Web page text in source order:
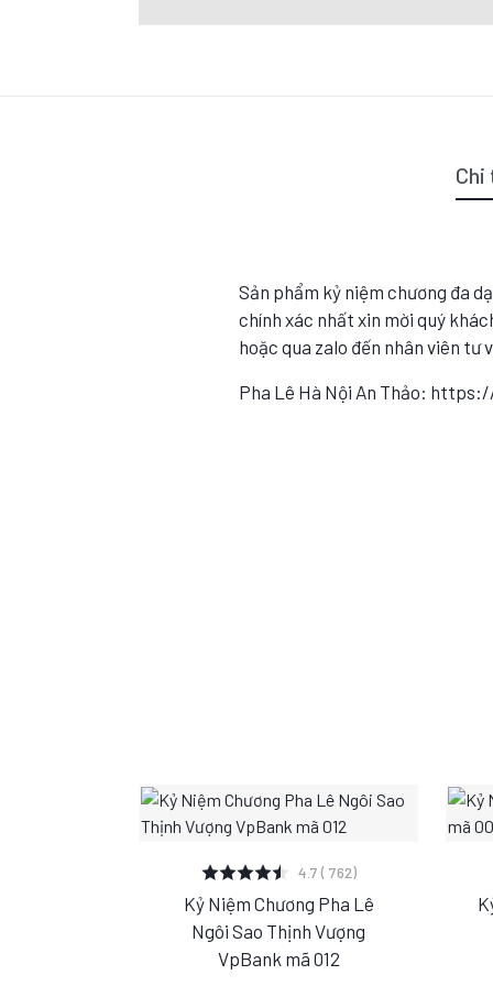
Sản phẩm kỷ niệm chương đa
chính xác nhất xin mời quý
hoặc qua zalo đến nhân viên tư
Pha Lê Hà Nội An Thảo:
XEM CHI TIẾT
S M L
4.7 ( 762)
Kỷ Niệm Chương Pha Lê
Ngôi Sao Thịnh Vượng
VpBank mã 012